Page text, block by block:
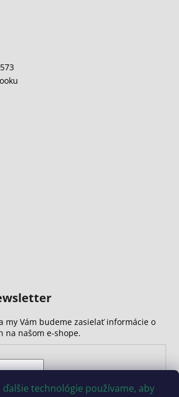
ďalšie technológie používame, aby
my Vám budeme zasielať informácie o
na našom e-shope.